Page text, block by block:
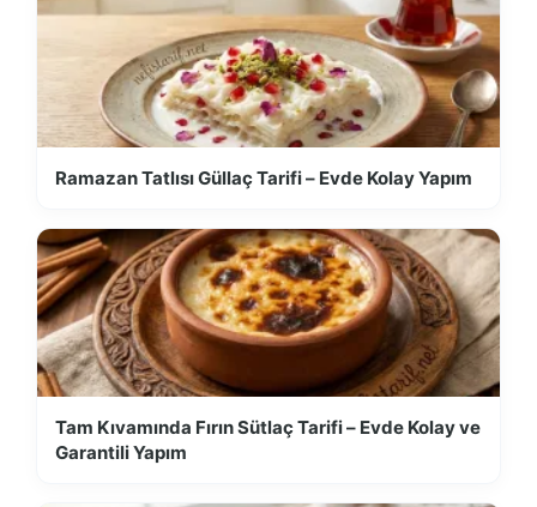
Ramazan Tatlısı Güllaç Tarifi – Evde Kolay Yapım
Tam Kıvamında Fırın Sütlaç Tarifi – Evde Kolay ve
Garantili Yapım